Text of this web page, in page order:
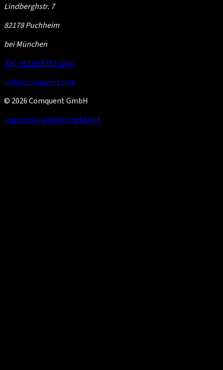
Lindberghstr. 7
82178 Puchheim
bei München
Tel: +49 89 9393 3840
info@comquent.com
© 2026 Comquent GmbH
ImpressumDatenschutzAGB